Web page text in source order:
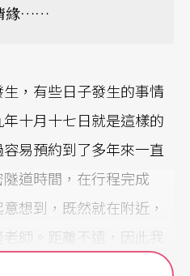
緣……
，有些日子發生的事情
十月十七日就是這樣的
易預約到了多年來一直
道時間，在行程完成
想到，既然就在附近，
師。距離不遠，因此我